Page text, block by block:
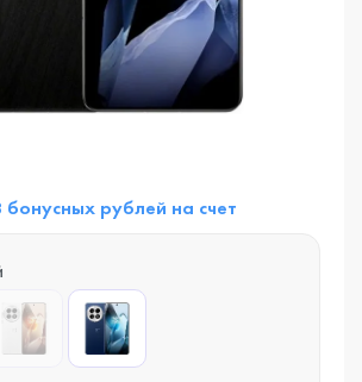
бонусных рублей на счет